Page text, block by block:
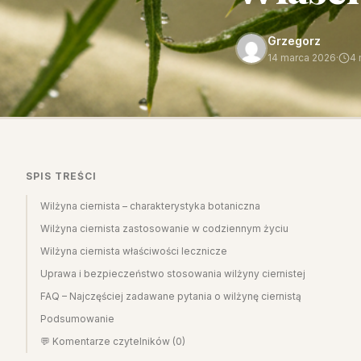
Grzegorz
14 marca 2026· 4
SPIS TREŚCI
Wilżyna ciernista – charakterystyka botaniczna
Wilżyna ciernista zastosowanie w codziennym życiu
Wilżyna ciernista właściwości lecznicze
Uprawa i bezpieczeństwo stosowania wilżyny ciernistej
FAQ – Najczęściej zadawane pytania o wilżynę ciernistą
Podsumowanie
💬 Komentarze czytelników (0)